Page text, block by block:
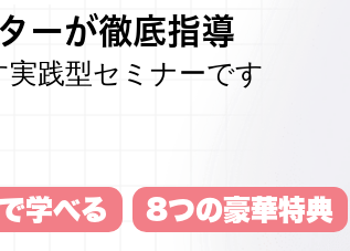
ーが徹底指導
践型セミナーです
学べる 8つの豪華特典